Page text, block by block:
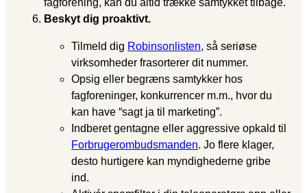
fagforening, kan du altid trække samtykket tilbage.
Beskyt dig proaktivt.
Tilmeld dig Robinsonlisten, så seriøse
virksomheder frasorterer dit nummer.
Opsig eller begræns samtykker hos
fagforeninger, konkurrencer m.m., hvor du
kan have “sagt ja til marketing”.
Indberet gentagne eller aggressive opkald til
Forbrugerombudsmanden. Jo flere klager,
desto hurtigere kan myndighederne gribe
ind.